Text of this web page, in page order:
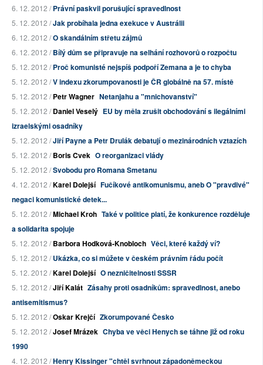
6. 12. 2012 /Právní paskvil porušující spravedlnost
5. 12. 2012 /Jak probíhala jedna exekuce v Austrálii
6. 12. 2012 /O skandálním střetu zájmů
6. 12. 2012 /Bílý dům se připravuje na selhání rozhovorů o rozpočtu
5. 12. 2012 /Proč komunisté nejspíš podpoří Zemana a je to chyba
5. 12. 2012 /V indexu zkorumpovanosti je ČR globálně na 57. místě
5. 12. 2012 /Petr Wagner Netanjahu a "mnichovanství"
5. 12. 2012 /Daniel Veselý EU by měla zrušit obchodování s ilegálními
izraelskými osadníky
5. 12. 2012 /Jiří Payne a Petr Drulák debatují o mezinárodních vztazích
5. 12. 2012 /Boris Cvek O reorganizaci vlády
5. 12. 2012 /Svobodu pro Romana Smetanu
4. 12. 2012 /Karel Dolejší Fučíkové antikomunismu, aneb O "pravdivé"
negaci komunistické detek...
5. 12. 2012 /Michael Kroh Také v politice platí, že konkurence rozděluje
a solidarita spojuje
5. 12. 2012 /Barbora Hodková-Knobloch Věci, které každý ví?
5. 12. 2012 /Ukázka, co si můžete v českém právním řádu počít
5. 12. 2012 /Karel Dolejší O nezničitelnosti SSSR
5. 12. 2012 /Jiří Kalát Zásahy proti osadníkům: spravedlnost, anebo
antisemitismus?
5. 12. 2012 /Oskar Krejčí Zkorumpované Česko
5. 12. 2012 /Josef Mrázek Chyba ve věci Henych se táhne již od roku
1990
4. 12. 2012 /Henry Kissinger "chtěl svrhnout západoněmeckou